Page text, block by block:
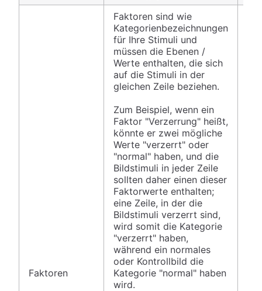
Faktoren
Faktoren sind wie
Kategorienbezeichnungen
für Ihre Stimuli und
müssen die Ebenen /
Werte enthalten, die sich
auf die Stimuli in der
gleichen Zeile beziehen.
Zum Beispiel, wenn ein
Faktor "Verzerrung" heißt,
könnte er zwei mögliche
Werte "verzerrt" oder
"normal" haben, und die
Bildstimuli in jeder Zeile
sollten daher einen dieser
Faktorwerte enthalten;
eine Zeile, in der die
Bildstimuli verzerrt sind,
wird somit die Kategorie
"verzerrt" haben,
während ein normales
oder Kontrollbild die
Kategorie "normal" haben
wird.